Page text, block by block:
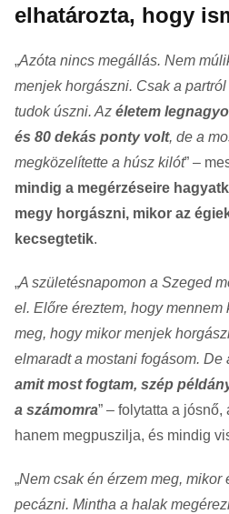
elhatározta, hogy
„Azóta nincs megállás. Nem
menjek horgászni. Csak a
tudok úszni. Az életem
és 80 dekás ponty volt, de a
megközelítette a húsz kilót” –
mindig a megérzéseire
megy horgászni, mikor az
kecsegtetik.
„A születésnapomon a Szeged
el. Előre éreztem, hogy mennem
meg, hogy mikor menjek
elmaradt a mostani fogásom. De
amit most fogtam, szép
a számomra” – folytatta a
hanem megpuszilja, és mindig
„Nem csak én érzem meg, mikor
pecázni. Mintha a halak